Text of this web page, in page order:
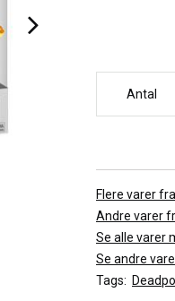
Antal
Flere varer
Andre varer
Se alle varer
Se andre
Tags: